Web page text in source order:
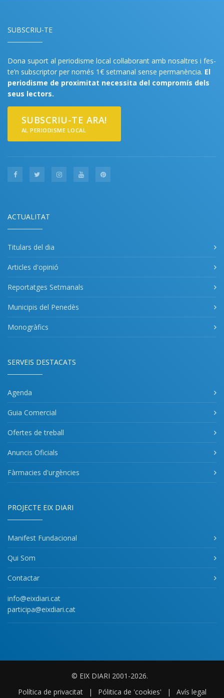
SUBSCRIU-TE
Dona suport al periodisme local col·laborant amb nosaltres i fes-
te’n subscriptor per només 1€ setmanal sense permanència. El
periodisme de proximitat necessita del compromís dels
seus lectors.
SUBSCRIU-TE ARA!
AL PERIODISME LOCAL
ACTUALITAT
Titulars del dia
Articles d'opinió
Reportatges Setmanals
Municipis del Penedès
Monogràfics
SERVEIS DESTACATS
Agenda
Guia Comercial
Ofertes de treball
Anuncis Oficials
Fàrmacies d'urgències
PROJECTE EIX DIARI
Manifest Fundacional
Qui Som
Contactar
info@eixdiari.cat
participa@eixdiari.cat
© EIX DIARI 2001-2026.
Política de privacitat
| Pólitica de 'cookies' | Avís legal